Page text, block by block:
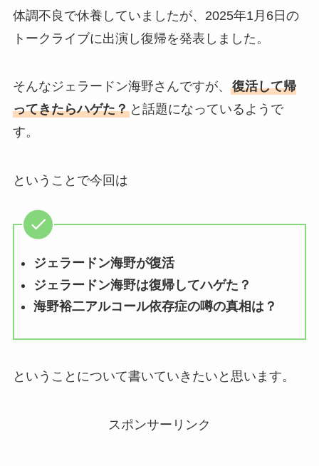
体調不良で休養していましたが、2025年1月6日の
トークライブに出演し復帰を発表しました。
そんなジェラードン海野さんですが、 復活して帰
ってきたらハゲた？と話題になっているようで
す。
ということで今回は
ジェラードン海野が復活
ジェラードン海野は復帰してハゲた？
海野裕二アルコール依存症の噂の真相は？
ということについて書いていきたいと思います。
スポンサーリンク